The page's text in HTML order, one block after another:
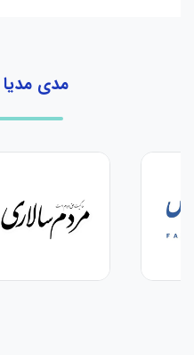
مدی مدیا